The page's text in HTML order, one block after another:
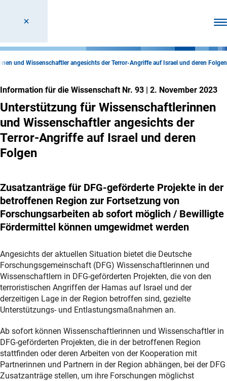
und Wissenschaftler angesichts der Terror-Angriffe auf Israel und deren Folgen
Information für die Wissenschaft Nr. 93 | 2. November 2023
Unterstützung für Wissenschaftlerinnen
und Wissenschaftler angesichts der
Terror-Angriffe auf Israel und deren
Folgen
Zusatzanträge für DFG-geförderte Projekte in der
betroffenen Region zur Fortsetzung von
Forschungsarbeiten ab sofort möglich / Bewilligte
Fördermittel können umgewidmet werden
Angesichts der aktuellen Situation bietet die Deutsche
Forschungsgemeinschaft (DFG) Wissenschaftlerinnen und
Wissenschaftlern in DFG-geförderten Projekten, die von den
terroristischen Angriffen der Hamas auf Israel und der
derzeitigen Lage in der Region betroffen sind, gezielte
Unterstützungs- und Entlastungsmaßnahmen an.
Ab sofort können Wissenschaftlerinnen und Wissenschaftler in
DFG-geförderten Projekten, die in der betroffenen Region
stattfinden oder deren Arbeiten von der Kooperation mit
Partnerinnen und Partnern in der Region abhängen, bei der DFG
Zusatzanträge stellen, um ihre Forschungen möglichst